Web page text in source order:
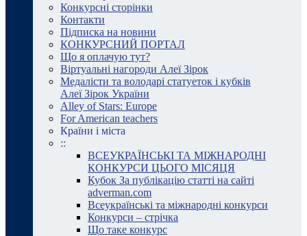
Конкурсні сторінки
Контакти
Підписка на новини
КОНКУРСНИЙ ПОРТАЛ
Що я оплачую тут?
Віртуальні нагороди Алеї Зірок
Медалісти та володарі статуеток і кубків
Алеї Зірок України
Alley of Stars: Europe
For American teachers
Країни і міста
::
ВСЕУКРАЇНСЬКІ ТА МІЖНАРОДНІ
КОНКУРСИ ЦЬОГО МІСЯЦЯ
Кубок За публікацію статті на сайті
adverman.com
Всеукраїнські та міжнародні конкурси
Конкурси – стрічка
Що таке конкурс